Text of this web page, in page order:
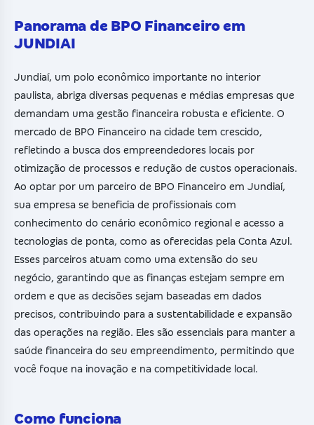
Panorama de BPO Financeiro em
JUNDIAI
Jundiaí, um polo econômico importante no interior
paulista, abriga diversas pequenas e médias empresas que
demandam uma gestão financeira robusta e eficiente. O
mercado de BPO Financeiro na cidade tem crescido,
refletindo a busca dos empreendedores locais por
otimização de processos e redução de custos operacionais.
Ao optar por um parceiro de BPO Financeiro em Jundiaí,
sua empresa se beneficia de profissionais com
conhecimento do cenário econômico regional e acesso a
tecnologias de ponta, como as oferecidas pela Conta Azul.
Esses parceiros atuam como uma extensão do seu
negócio, garantindo que as finanças estejam sempre em
ordem e que as decisões sejam baseadas em dados
precisos, contribuindo para a sustentabilidade e expansão
das operações na região. Eles são essenciais para manter a
saúde financeira do seu empreendimento, permitindo que
você foque na inovação e na competitividade local.
Como funciona